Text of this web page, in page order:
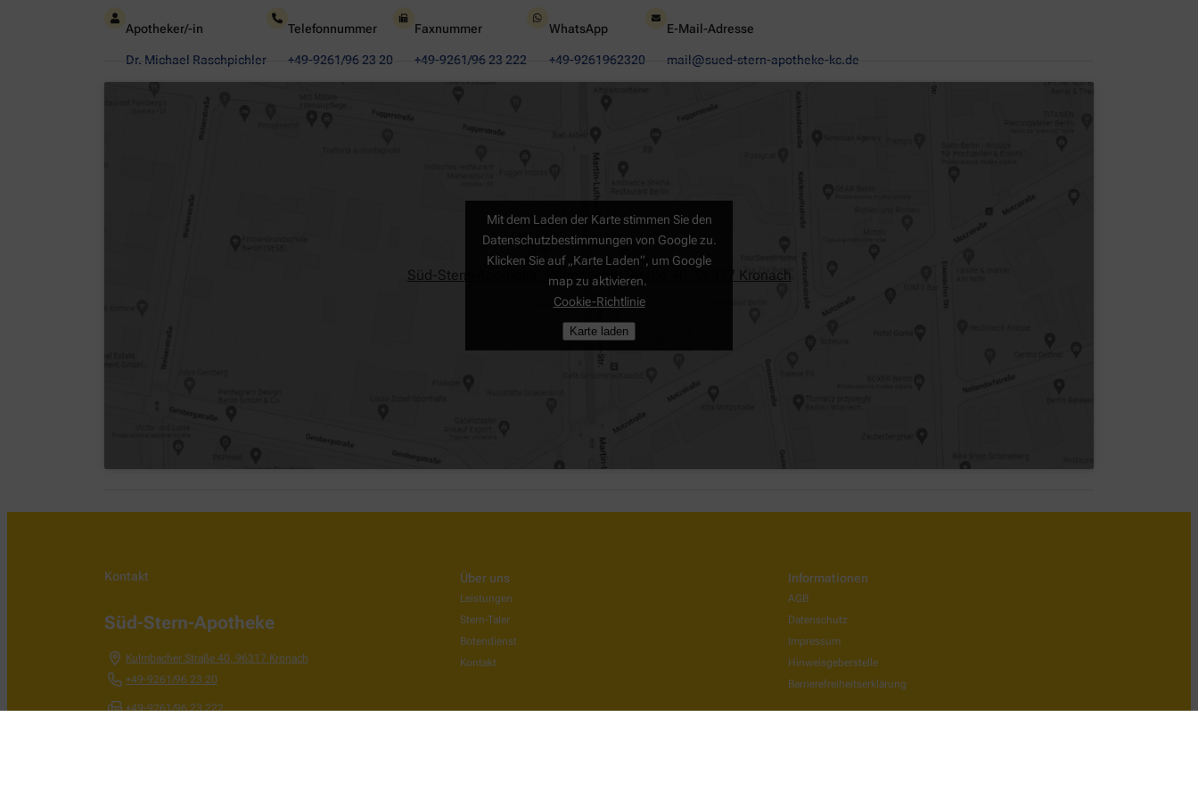
Apotheker/-in
Dr. Michael Raschpichler
Telefonnummer
+49-9261/96 23 20
Faxnummer
+49-9261/96 23 222
WhatsApp
+49-9261962320
E-Mail-Adresse
mail@sued-stern-apotheke-kc.de
Süd-Stern-Apotheke, Kulmbacher Straße 40, 96317 Kronach
Mit dem Laden der Karte stimmen Sie den
Datenschutzbestimmungen von Google zu.
Klicken Sie auf „Karte Laden“, um Google
map zu aktivieren.
Cookie-Richtlinie
Karte laden
Kontakt
Süd-Stern-Apotheke
Kulmbacher Straße 40 96317 Kronach
+49-9261/96 23 20
+49-9261/96 23 222
Über uns
Leistungen
Stern-Taler
Botendienst
Kontakt
Informationen
AGB
Datenschutz
Impressum
Hinweisgeberstelle
Barrierefreiheitserklärung